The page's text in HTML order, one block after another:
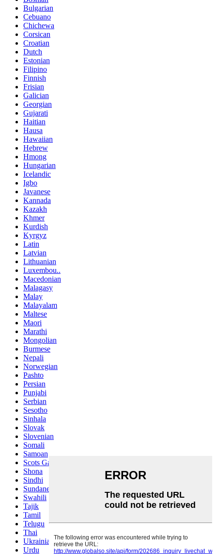
Bulgarian
Cebuano
Chichewa
Corsican
Croatian
Dutch
Estonian
Filipino
Finnish
Frisian
Galician
Georgian
Gujarati
Haitian
Hausa
Hawaiian
Hebrew
Hmong
Hungarian
Icelandic
Igbo
Javanese
Kannada
Kazakh
Khmer
Kurdish
Kyrgyz
Latin
Latvian
Lithuanian
Luxembou..
Macedonian
Malagasy
Malay
Malayalam
Maltese
Maori
Marathi
Mongolian
Burmese
Nepali
Norwegian
Pashto
Persian
Punjabi
Serbian
Sesotho
Sinhala
Slovak
Slovenian
Somali
Samoan
Scots Gaelic
Shona
Sindhi
Sundanese
Swahili
Tajik
Tamil
Telugu
Thai
Ukrainian
Urdu